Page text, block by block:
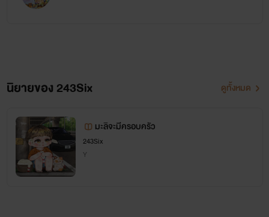
นิยายของ 243Six ดูทั้งหมด
มะลิจะมีครอบครัว
243Six
Y